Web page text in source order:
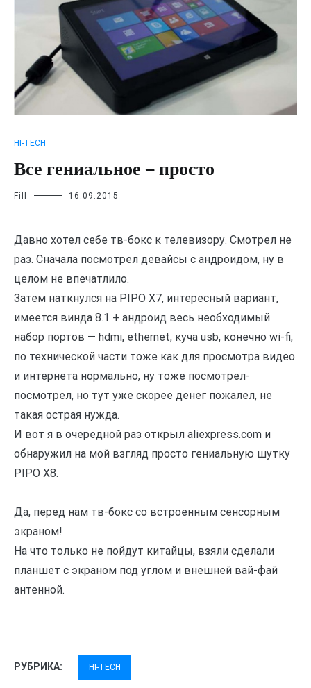
HI-TECH
Все гениальное — просто
Fill 16.09.2015
Давно хотел себе тв-бокс к телевизору. Смотрел не
раз. Сначала посмотрел девайсы с андроидом, ну в
целом не впечатлило.
Затем наткнулся на PIPO X7, интересный вариант,
имеется винда 8.1 + андроид весь необходимый
набор портов — hdmi, ethernet, куча usb, конечно wi-fi,
по технической части тоже как для просмотра видео
и интернета нормально, ну тоже посмотрел-
посмотрел, но тут уже скорее денег пожалел, не
такая острая нужда.
И вот я в очередной раз открыл aliexpress.com и
обнаружил на мой взгляд просто гениальную шутку
PIPO X8.
Да, перед нам тв-бокс со встроенным сенсорным
экраном!
На что только не пойдут китайцы, взяли сделали
планшет с экраном под углом и внешней вай-фай
антенной.
РУБРИКА: HI-TECH